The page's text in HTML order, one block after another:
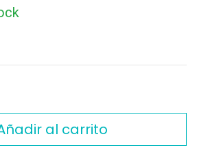
al carrito